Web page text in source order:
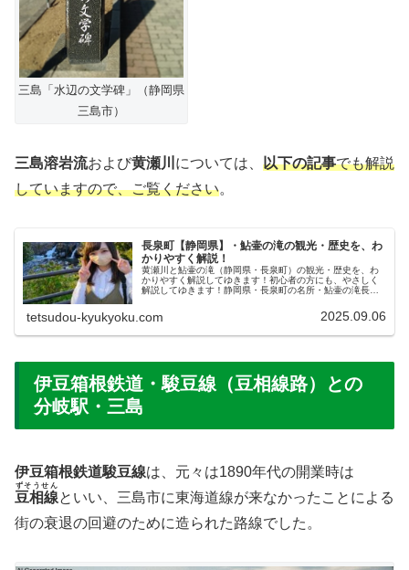
三島「水辺の文学碑」（静岡県
三島市）
三島溶岩流および黄瀬川 については、 以下の記事でも解説
していますので、ご覧ください。
長泉町【静岡県】・鮎壷の滝の観光・歴史を、わ
かりやすく解説！
黄瀬川と鮎壷の滝（静岡県・長泉町）の観光・歴史を、わ
かりやすく解説してゆきます！初心者の方にも、やさしく
解説してゆきます！静岡県・長泉町の名所・鮎壷の滝長泉
tetsudou-kyukyoku.com 2025.09.06
伊豆箱根鉄道・駿豆線（豆相線路）との
分岐駅・三島
伊豆箱根鉄道駿豆線は、元々は1890年代の開業時は
豆相線
ずそうせん
といい、三島市に東海道線が来なかったことによる
街の衰退の回避のために造られた路線でした。